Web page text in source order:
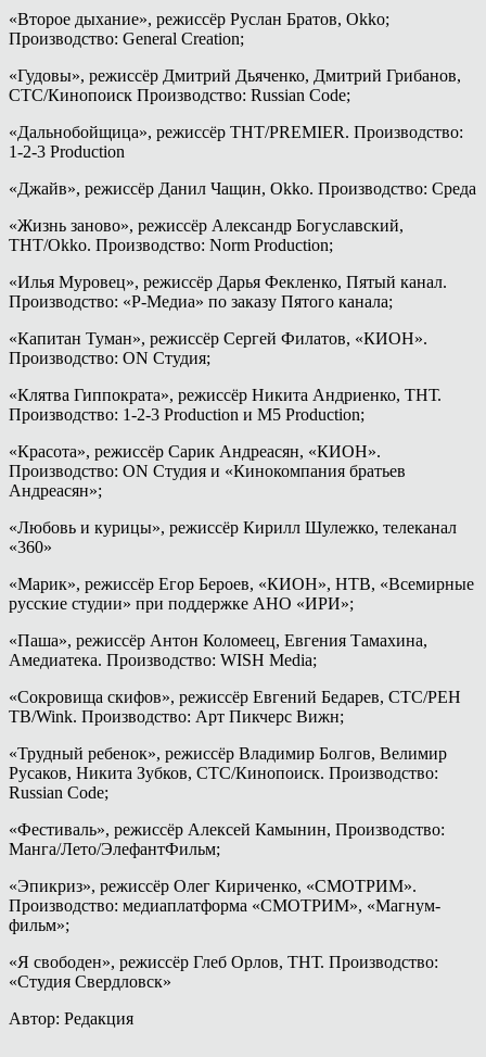
«Второе дыхание», режиссёр Руслан Братов, Okko;
Производство: General Creation;
«Гудовы», режиссёр Дмитрий Дьяченко, Дмитрий Грибанов,
СТС/Кинопоиск Производство: Russian Code;
«Дальнобойщица», режиссёр ТНТ/PREMIER. Производство:
1-2-3 Production
«Джайв», режиссёр Данил Чащин, Okko. Производство: Среда
«Жизнь заново», режиссёр Александр Богуславский,
ТНТ/Okko. Производство: Norm Production;
«Илья Муровец», режиссёр Дарья Фекленко, Пятый канал.
Производство: «Р-Медиа» по заказу Пятого канала;
«Капитан Туман», режиссёр Сергей Филатов, «КИОН».
Производство: ON Студия;
«Клятва Гиппократа», режиссёр Никита Андриенко, ТНТ.
Производство: 1-2-3 Production и М5 Production;
«Красота», режиссёр Сарик Андреасян, «КИОН».
Производство: ON Студия и «Кинокомпания братьев
Андреасян»;
«Любовь и курицы», режиссёр Кирилл Шулежко, телеканал
«360»
«Марик», режиссёр Егор Бероев, «КИОН», НТВ, «Всемирные
русские студии» при поддержке АНО «ИРИ»;
«Паша», режиссёр Антон Коломеец, Евгения Тамахина,
Амедиатека. Производство: WISH Media;
«Сокровища скифов», режиссёр Евгений Бедарев, СТС/РЕН
ТВ/Wink. Производство: Арт Пикчерс Вижн;
«Трудный ребенок», режиссёр Владимир Болгов, Велимир
Русаков, Никита Зубков, СТС/Кинопоиск. Производство:
Russian Code;
«Фестиваль», режиссёр Алексей Камынин, Производство:
Манга/Лето/ЭлефантФильм;
«Эпикриз», режиссёр Олег Кириченко, «СМОТРИМ».
Производство: медиаплатформа «СМОТРИМ», «Магнум-
фильм»;
«Я свободен», режиссёр Глеб Орлов, ТНТ. Производство:
«Студия Свердловск»
Автор: Редакция